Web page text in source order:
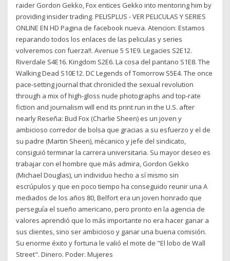
raider Gordon Gekko, Fox entices Gekko into mentoring him by
providing insider trading. PELISPLUS - VER PELICULAS Y SERIES
ONLINE EN HD Pagina de facebook nueva. Atencion: Estamos
reparando todos los enlaces de las peliculas y series
volveremos con fuerza!!. Avenue 5 S1E9. Legacies S2E12.
Riverdale S4E16. Kingdom S2E6. La cosa del pantano S1E8. The
Walking Dead S10E12. DC Legends of Tomorrow S5E4. The once
pace-setting journal that chronicled the sexual revolution
through a mix of high-gloss nude photographs and top-rate
fiction and journalism will end its print run in the U.S. after
nearly Reseña: Bud Fox (Charlie Sheen) es un joven y
ambicioso corredor de bolsa que gracias a su esfuerzo y el de
su padre (Martin Sheen), mécanico y jefe del sindicato,
consiguió terminar la carrera universitaria. Su mayor deseo es
trabajar con el hombre que más admira, Gordon Gekko
(Michael Douglas), un individuo hecho a sí mismo sin
escrúpulos y que en poco tiempo ha conseguido reunir una A
mediados de los años 80, Belfort era un joven honrado que
perseguía el sueño americano, pero pronto en la agencia de
valores aprendió que lo más importante no era hacer ganar a
sus clientes, sino ser ambicioso y ganar una buena comisión.
Su enorme éxito y fortuna le valió el mote de "El lobo de Wall
Street". Dinero. Poder. Mujeres